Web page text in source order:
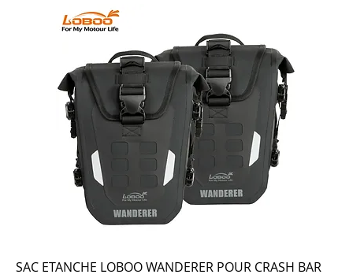
SAC ETANCHE LOBOO WANDERER POUR CRASH BAR